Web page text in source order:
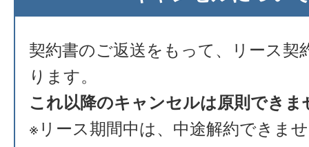
契約書のご返送をもって、リース契
ります。
これ以降のキャンセルは原則できま
※リース期間中は、中途解約できま